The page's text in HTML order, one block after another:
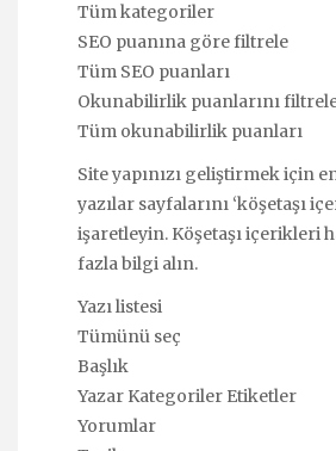
Tüm kategoriler
SEO puanına göre filtrele
Tüm SEO puanları
Okunabilirlik puanlarını
Tüm okunabilirlik puanları
Site yapınızı geliştirmek için
yazılar sayfalarını ‘köşetaşı
işaretleyin. Köşetaşı içerikleri
fazla bilgi alın.
Yazı listesi
Tümünü seç
Başlık
Yazar Kategoriler Etiketler
Yorumlar